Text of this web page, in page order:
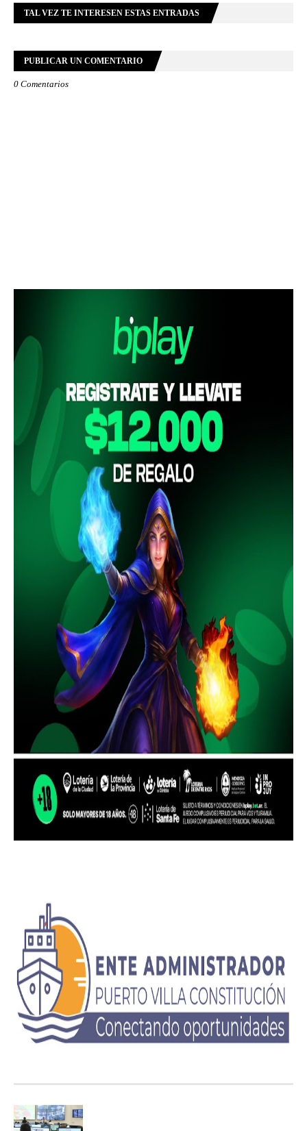
TAL VEZ TE INTERESEN ESTAS ENTRADAS
PUBLICAR UN COMENTARIO
0 Comentarios